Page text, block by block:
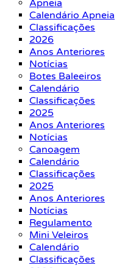
Apneia
Calendário Apneia
Classificações
2026
Anos Anteriores
Notícias
Botes Baleeiros
Calendário
Classificações
2025
Anos Anteriores
Notícias
Canoagem
Calendário
Classificações
2025
Anos Anteriores
Notícias
Regulamento
Mini Veleiros
Calendário
Classificações